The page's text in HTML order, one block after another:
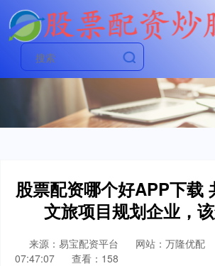
股票配资哪个好APP下载
文旅项目规划企业，
来源：易宝配资平台 网站：万隆优配
07:47:07
查看：158